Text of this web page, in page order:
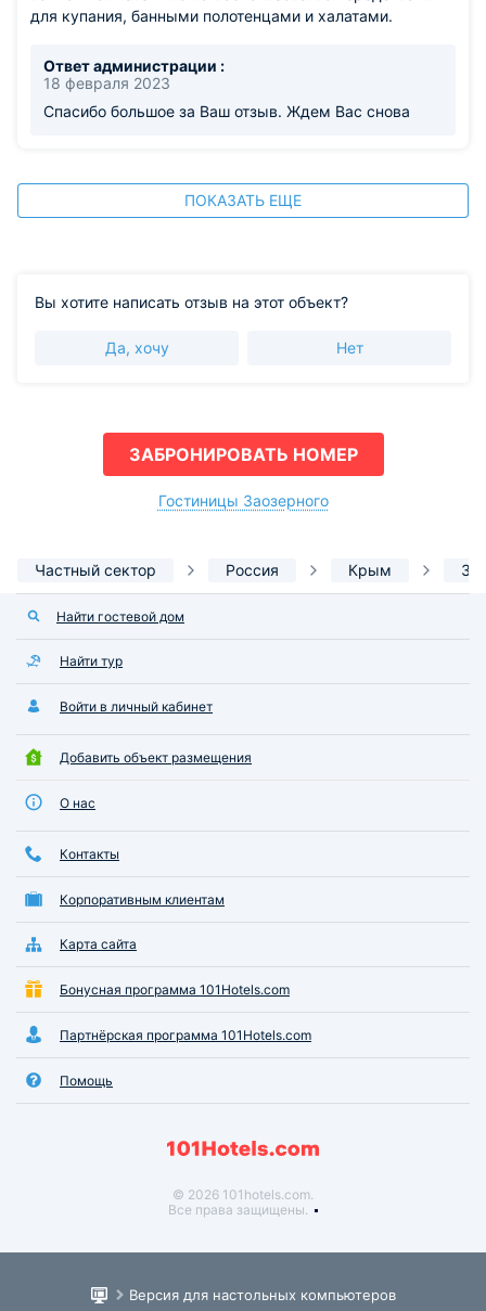
для купания, банными полотенцами и халатами.
Ответ администрации :
18 февраля 2023
Спасибо большое за Ваш отзыв. Ждем Вас снова
ПОКАЗАТЬ ЕЩЕ
Вы хотите написать отзыв на этот объект?
Да, хочу Нет
ЗАБРОНИРОВАТЬ НОМЕР
Гостиницы Заозерного
Частный сектор Россия Крым
Найти гостевой дом
Найти тур
Войти в личный кабинет
Добавить объект размещения
О нас
Контакты
Корпоративным клиентам
Карта сайта
Бонусная программа 101Hotels.com
Партнёрская программа 101Hotels.com
Помощь
© 2026 101hotels.com.
Все права защищены.
Версия для настольных компьютеров